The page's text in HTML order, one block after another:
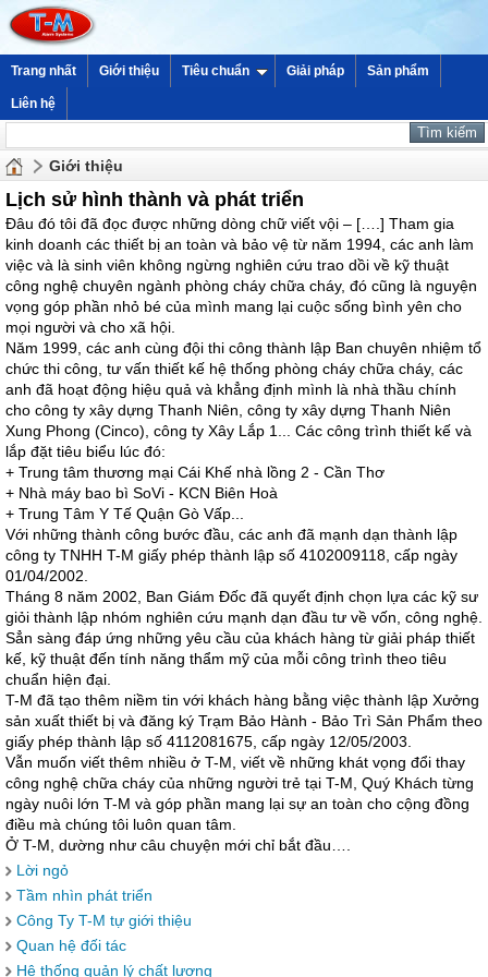
Trang nhất Giới thiệu Tiêu chuẩn Giải pháp Sản phẩm
Liên hệ
Giới thiệu
Lịch sử hình thành và phát triển
Đâu đó tôi đã đọc được những dòng chữ viết vội – [….] Tham gia
kinh doanh các thiết bị an toàn và bảo vệ từ năm 1994, các anh làm
việc và là sinh viên không ngừng nghiên cứu trao dồi về kỹ thuật
công nghệ chuyên ngành phòng cháy chữa cháy, đó cũng là nguyện
vọng góp phần nhỏ bé của mình mang lại cuộc sống bình yên cho
mọi người và cho xã hội.
Năm 1999, các anh cùng đội thi công thành lập Ban chuyên nhiệm tổ
chức thi công, tư vấn thiết kế hệ thống phòng cháy chữa cháy, các
anh đã hoạt động hiệu quả và khẳng định mình là nhà thầu chính
cho công ty xây dựng Thanh Niên, công ty xây dựng Thanh Niên
Xung Phong (Cinco), công ty Xây Lắp 1... Các công trình thiết kế và
lắp đặt tiêu biểu lúc đó:
+ Trung tâm thương mại Cái Khế nhà lồng 2 - Cần Thơ
+ Nhà máy bao bì SoVi - KCN Biên Hoà
+ Trung Tâm Y Tế Quận Gò Vấp...
Với những thành công bước đầu, các anh đã mạnh dạn thành lập
công ty TNHH T-M giấy phép thành lập số 4102009118, cấp ngày
01/04/2002.
Tháng 8 năm 2002, Ban Giám Đốc đã quyết định chọn lựa các kỹ sư
giỏi thành lập nhóm nghiên cứu mạnh dạn đầu tư về vốn, công nghệ.
Sẳn sàng đáp ứng những yêu cầu của khách hàng từ giải pháp thiết
kế, kỹ thuật đến tính năng thẩm mỹ của mỗi công trình theo tiêu
chuẩn hiện đại.
T-M đã tạo thêm niềm tin với khách hàng bằng việc thành lập Xưởng
sản xuất thiết bị và đăng ký Trạm Bảo Hành - Bảo Trì Sản Phẩm theo
giấy phép thành lập số 4112081675, cấp ngày 12/05/2003.
Vẫn muốn viết thêm nhiều ở T-M, viết về những khát vọng đổi thay
công nghệ chữa cháy của những người trẻ tại T-M, Quý Khách từng
ngày nuôi lớn T-M và góp phần mang lại sự an toàn cho cộng đồng
điều mà chúng tôi luôn quan tâm.
Ở T-M, dường như câu chuyện mới chỉ bắt đầu….
Lời ngỏ
Tầm nhìn phát triển
Công Ty T-M tự giới thiệu
Quan hệ đối tác
Hệ thống quản lý chất lượng